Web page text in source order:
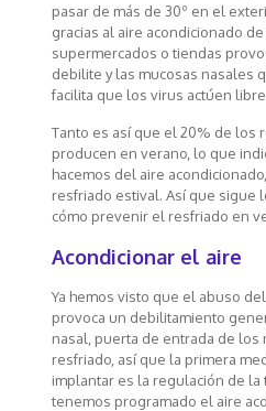
pasar de más de 30º en el
gracias al aire acondicionado
supermercados o tiendas
debilite y las mucosas nasales
facilita que los virus actúen
Tanto es así que el 20% de los
producen en verano, lo que
hacemos del aire
resfriado estival. Así que sigue
cómo prevenir el resfriado en
Acondicionar el aire
Ya hemos visto que el abuso
provoca un debilitamiento
nasal, puerta de entrada de los
resfriado, así que la primera
implantar es la regulación de la
tenemos programado el aire